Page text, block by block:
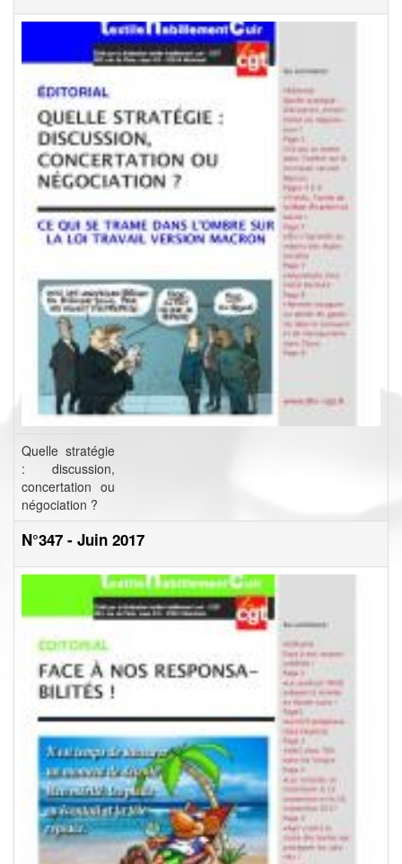
Quelle stratégie
: discussion,
concertation ou
négociation ?
N°347 - Juin 2017